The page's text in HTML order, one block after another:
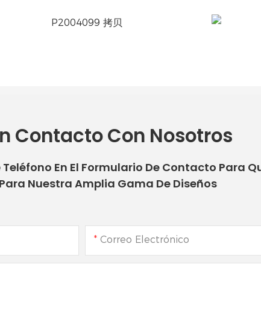
Contacto Con Nosotros
En El Formulario De Contacto Para
Nuestra Amplia Gama De Diseños
Correo Electrónico